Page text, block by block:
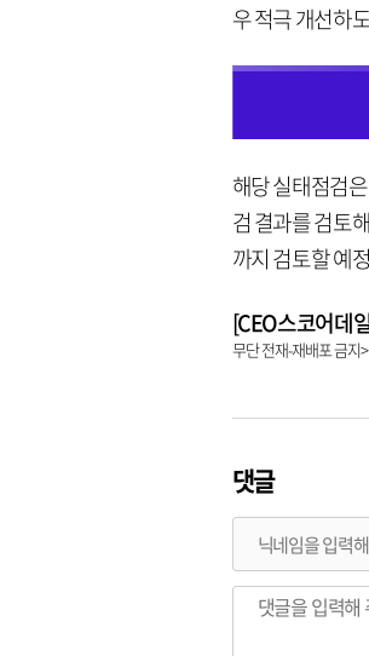
우 적극 개선하
해당 실태점검
검 결과를 검토
까지 검토할 예
[CEO스코어데
무단 전재-재배포 금지
댓글